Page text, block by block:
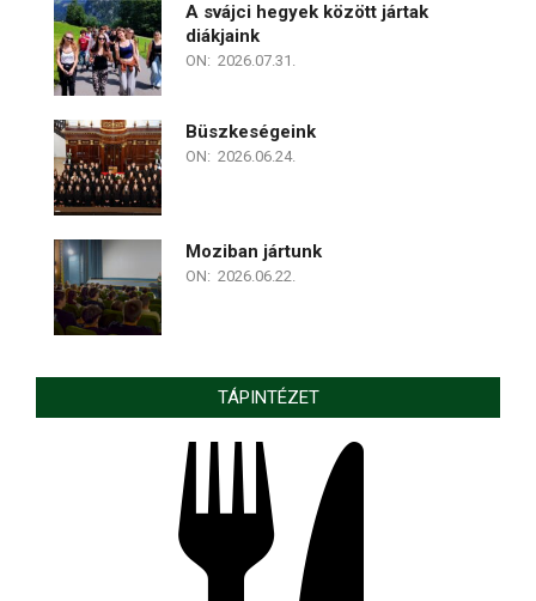
A svájci hegyek között jártak
diákjaink
ON: 2026.07.31.
Büszkeségeink
ON: 2026.06.24.
Moziban jártunk
ON: 2026.06.22.
TÁPINTÉZET